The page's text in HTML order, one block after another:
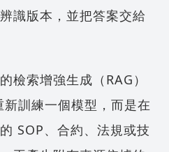
識版本，並把答案交給
檢索增強生成（RAG）
訓練一個模型，而是在
SOP、合約、法規或技